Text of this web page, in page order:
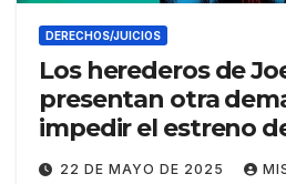
DERECHOS/JUICIOS
Los herederos de
presentan otra
impedir el estreno
«SUPERMAN»
22 DE MAYO DE 2025